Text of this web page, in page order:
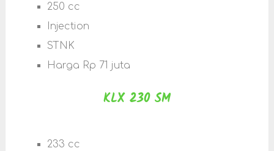
250 cc
Injection
STNK
Harga Rp 71 juta
KLX 230 SM
233 cc